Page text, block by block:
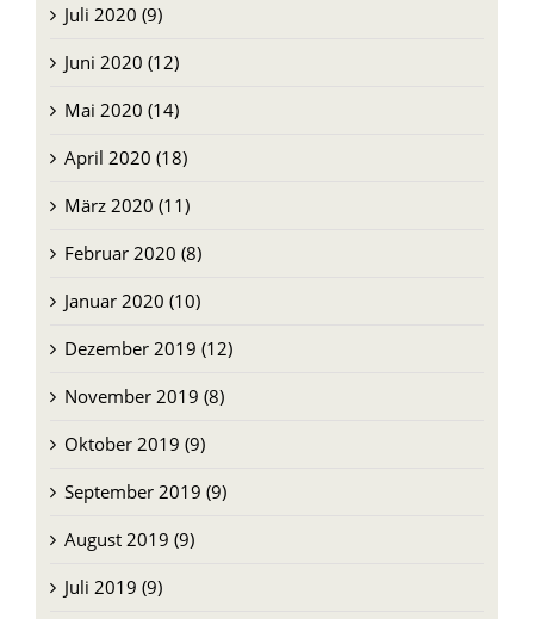
August 2020 (9)
Juli 2020 (9)
Juni 2020 (12)
Mai 2020 (14)
April 2020 (18)
März 2020 (11)
Februar 2020 (8)
Januar 2020 (10)
Dezember 2019 (12)
November 2019 (8)
Oktober 2019 (9)
September 2019 (9)
August 2019 (9)